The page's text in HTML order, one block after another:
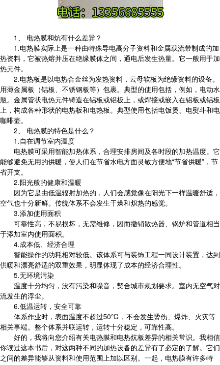
1、 电热膜和炕有什么差异？
1.电热膜实际上是一种由特殊导电高分子资料和金属载流带制成的加
热资料，它被热熔并压在绝缘膜体之间，通电后发生热量。它一般用于加
热元件。
2.电热板是以电热合金丝为发热资料，云母软板为绝缘资料的设备。
用薄金属板（铝板、不锈钢板等）包裹。典型的使用包括，例如，电动水
瓶。金属管状电热元件铸造在铝板或铝板上，或焊接或嵌入在铝板或铝板
上，构成各种形状的电热板和电热板。典型使用包括电饭煲、电熨斗和电
咖啡壶。
2、 电热膜的特色是什么？
1.自在调节室内温度
电热膜可采用智能加热体系，合理安排房间及各时段的加热温度。它
能够避免无用的供暖，使人们在节省水电方面灵敏方便地“节省供暖”，节
省开支。
2.阳光般的健康和温暖
因为它是由低温辐射加热的，人们会感觉像在阳光下一样温暖舒适，
空气也十分新鲜。传统体系不会发生干燥和炽热的感觉。
3.添加使用面积
可靠性高，不易损坏，无需维修，因而撤销散热器、锅炉和管道相当
于添加室内使用面积。
4.成本低、经济合理
智能操作的功耗相对较低。该体系可与装饰工程一同设计装置，达到
供暖和漂亮舒适的双重效果，明显体现了成本的经济合理性。
5.无环境污染
温度十分均匀，没有污染和噪音，契合城市规划要求。室内无空气对
流发生的浮尘。
6.低温运转，安全可靠
体系作业时，表面温度不超过50℃，不会发生烫伤、爆炸、火灾等
相关事端。整个体系并联运转，运转十分稳定，可靠性高。
好的，我将向您介绍有关电热膜和电热炕板差异的相关常识。我相信
你读过这本书后，对这两种不同的加热设备的差异有了必定的了解。它们
之间的差异能够从资料和使用范围上加以区别。一起，电热膜有许多特